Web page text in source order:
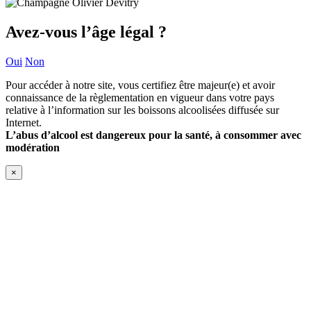
Avez-vous l’âge légal ?
Oui Non
Pour accéder à notre site, vous certifiez être majeur(e) et avoir
connaissance de la règlementation en vigueur dans votre pays
relative à l’information sur les boissons alcoolisées diffusée sur
Internet.
L’abus d’alcool est dangereux pour la santé, à consommer avec
modération
×